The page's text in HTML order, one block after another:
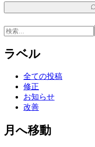
ラベル
全ての投稿
修正
お知らせ
改善
月へ移動